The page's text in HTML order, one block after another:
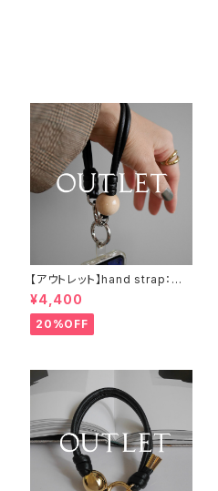
【アウトレット】hand strap：ウッ
ド（M)× 1 ナチュラル / ブラック
¥4,400
20%OFF